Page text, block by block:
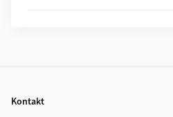
Kontakt